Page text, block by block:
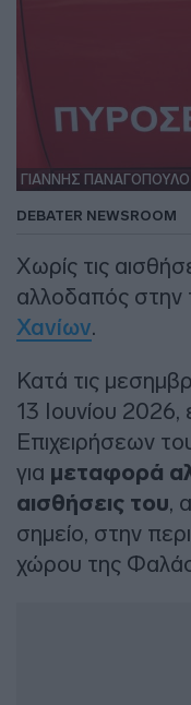
ΓΙΑΝΝΗΣ
DEBATER NEWSROOM
Χωρίς τις
αλλοδαπός
Χανίων.
Κατά τις
13 Ιουνίου
Επιχειρήσεων
για μεταφορά
αισθήσεις του,
σημείο, στην
χώρου της